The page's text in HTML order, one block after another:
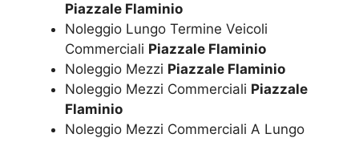
Piazzale Flaminio
Noleggio Lungo Termine Veicoli
Commerciali Piazzale Flaminio
Noleggio Mezzi Piazzale Flaminio
Noleggio Mezzi Commerciali Piazzale
Flaminio
Noleggio Mezzi Commerciali A Lungo